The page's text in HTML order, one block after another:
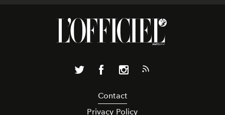
Contact
Privacy Policy